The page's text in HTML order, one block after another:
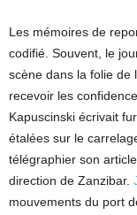
Les mémoires de
codifié. Souvent, le
scène dans la folie de
recevoir les
Kapuscinski écrivait
étalées sur le
télégraphier son
direction de Zanzibar.
mouvements du port